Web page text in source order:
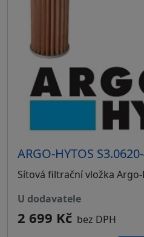
ARGO-HYTOS
Sítová filtrační vložka Argo-
u dodavatele
2 699 Kč bez DPH